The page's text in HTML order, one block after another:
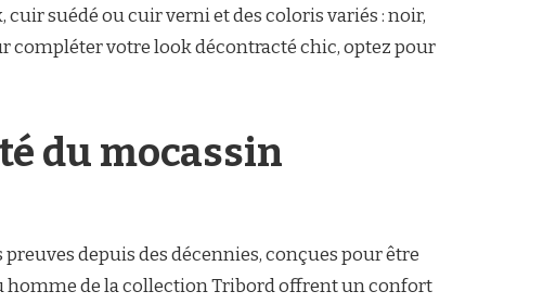
suédé ou cuir verni et des coloris variés : noir,
compléter votre look décontracté chic, optez pour
du mocassin
depuis des décennies, conçues pour être
homme de la collection Tribord offrent un confort